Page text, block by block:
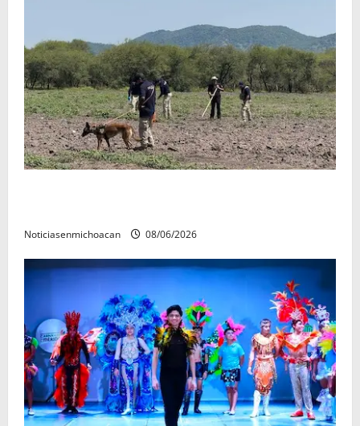
Noticiasenmichoacan 08/06/2026